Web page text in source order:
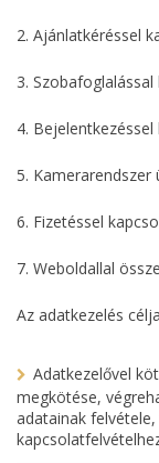
2. Ajánlatkéréssel
3.
4.
5.
6. Fizetéssel
7. Weboldallal
Az adatkezelés
Adatkezelővel
megkötése,
adatainak